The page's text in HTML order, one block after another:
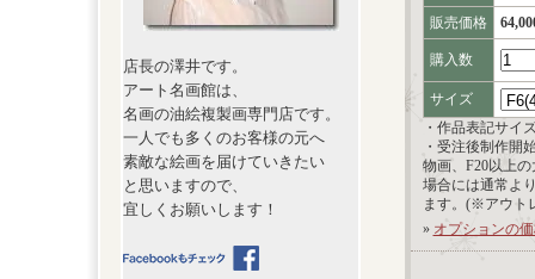
店長の澤井です。
アート名画館は、
名画の油絵複製画専門店です。
一人でも多くのお客様の元へ
素敵な絵画を届けていきたい
と思いますので、
宜しくお願いします！
販売価格
購入数
サイズ
・作品表記サイ
・受注後制作開
物画、F20以上
場合には通常よ
ます。(※アウト
» オプションの